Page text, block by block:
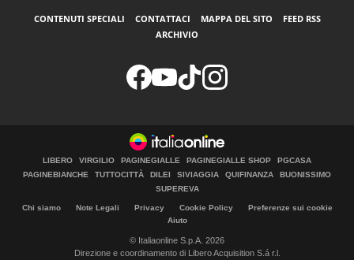
CONTENUTI SPECIALI CONTATTACI MAPPA DEL SITO
FEED RSS
ARCHIVIO
LIBERO VIRGILIO PAGINEGIALLE PAGINEGIALLE SHOP
PGCASA
PAGINEBIANCHE
TUTTOCITTÀ DILEI SIVIAGGIA QUIFINANZA
BUONISSIMO
SUPEREVA
Chi siamo Note Legali Privacy Cookie Policy
Preferenze sui cookie
Aiuto
© Italiaonline S.p.A. 2026
Direzione e coordinamento di Libero Acquisition S.á r.l.